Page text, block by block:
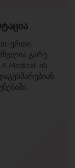
ერთი
გარე
Medical-ის